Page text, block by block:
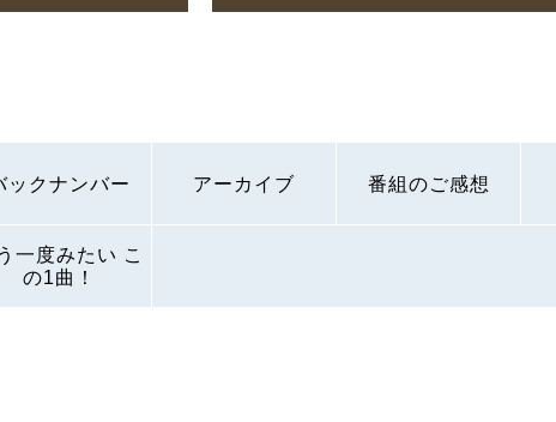
ックナンバー アーカイブ 番組のご感想
一度みたい こ
の1曲！